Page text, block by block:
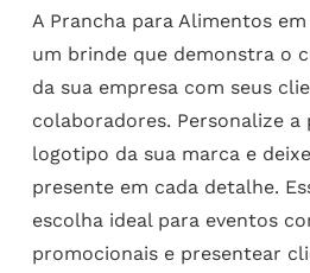
A Prancha para Alimentos
um brinde que demonstra o
da sua empresa com seus
colaboradores. Personalize a
logotipo da sua marca e
presente em cada detalhe.
escolha ideal para eventos
promocionais e presentear